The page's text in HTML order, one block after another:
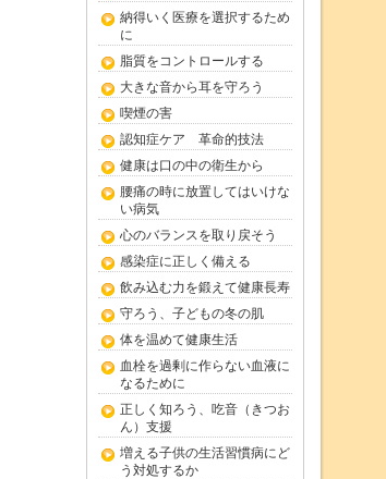
納得いく医療を選択するため
に
脂質をコントロールする
大きな音から耳を守ろう
喫煙の害
認知症ケア 革命的技法
健康は口の中の衛生から
腰痛の時に放置してはいけな
い病気
心のバランスを取り戻そう
感染症に正しく備える
飲み込む力を鍛えて健康長寿
守ろう、子どもの冬の肌
体を温めて健康生活
血栓を過剰に作らない血液に
なるために
正しく知ろう、吃音（きつお
ん）支援
増える子供の生活習慣病にど
う対処するか